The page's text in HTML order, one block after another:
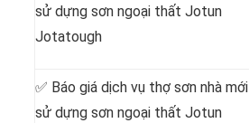
sử dựng sơn ngoại thất Jotun
Jotatough
✅ Báo giá dịch vụ thợ sơn nhà mới
sử dựng sơn ngoại thất Jotun